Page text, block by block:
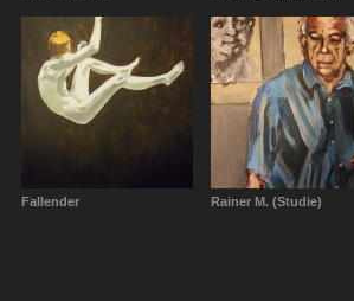
Fallender Rainer M. (Studie)